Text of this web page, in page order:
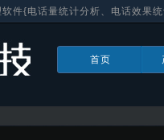
软件{电话量统计分析、电话效果
首页